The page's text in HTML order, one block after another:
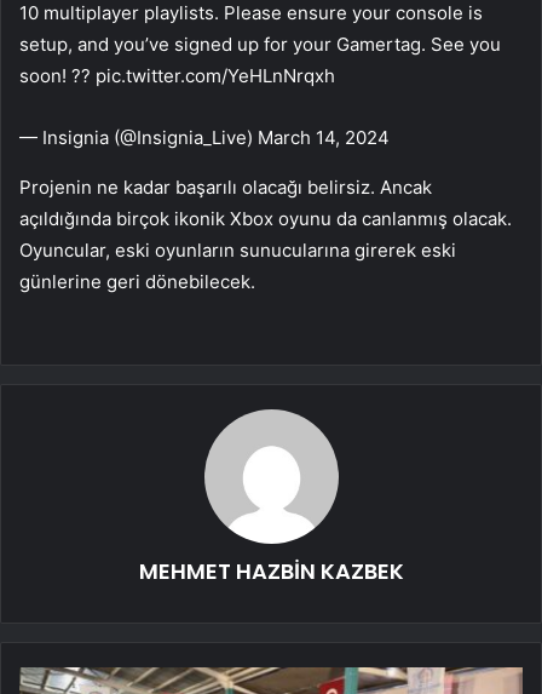
10 multiplayer playlists. Please ensure your console is
setup, and you’ve signed up for your Gamertag. See you
soon! ?? pic.twitter.com/YeHLnNrqxh
— Insignia (@Insignia_Live) March 14, 2024
Projenin ne kadar başarılı olacağı belirsiz. Ancak
açıldığında birçok ikonik Xbox oyunu da canlanmış olacak.
Oyuncular, eski oyunların sunucularına girerek eski
günlerine geri dönebilecek.
MEHMET HAZBİN KAZBEK